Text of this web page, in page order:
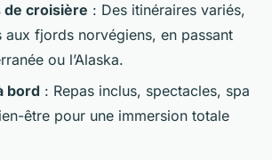
de croisière : Des itinéraires variés,
aux fjords norvégiens, en passant
ou l’Alaska.
bord : Repas inclus, spectacles, spa
être pour une immersion totale